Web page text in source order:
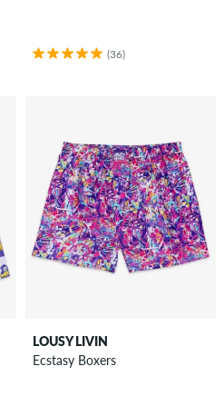
(36)
LOUSY LIVIN
Ecstasy Boxers